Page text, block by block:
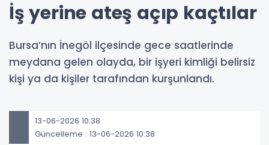
İş yerine ateş açıp kaçtılar
Bursa’nın İnegöl ilçesinde gece saatlerinde
meydana gelen olayda, bir işyeri kimliği belirsiz
kişi ya da kişiler tarafından kurşunlandı.
13-06-2026 10:38
Güncelleme : 13-06-2026 10:38